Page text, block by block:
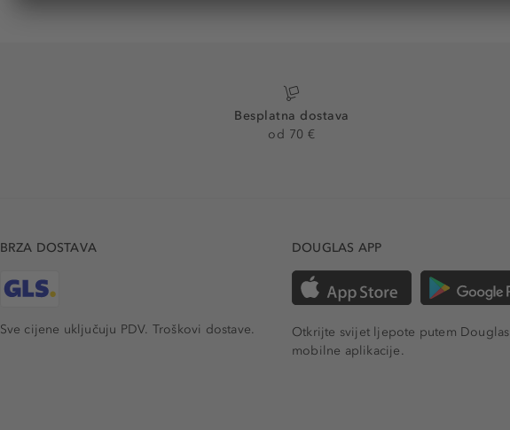
Besplatna dostava
od 70 €
BRZA DOSTAVA
Sve cijene uključuju PDV. Troškovi dostave.
DOUGLAS APP
Otkrijte svijet ljepote putem Douglas
mobilne aplikacije.